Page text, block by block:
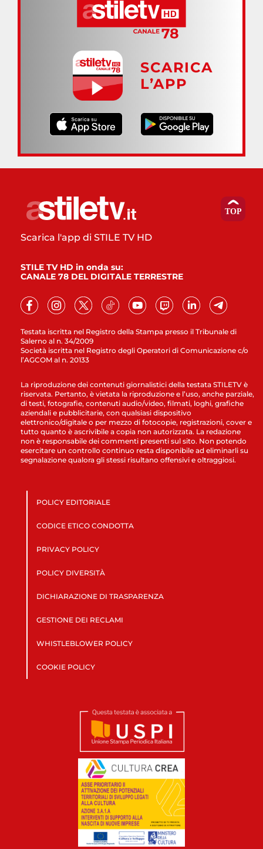
SCARICA
L’APP
Testata iscritta nel Registro della Stampa presso il Tribunale di
Salerno al n. 34/2009
Società iscritta nel Registro degli Operatori di Comunicazione c/o
l’AGCOM al n. 20133
Scarica l'app di STILE TV HD
STILE TV HD in onda su:
CANALE 78 DEL DIGITALE TERRESTRE
La riproduzione dei contenuti giornalistici della testata STILETV è
riservata. Pertanto, è vietata la riproduzione e l’uso, anche parziale,
di testi, fotografie, contenuti audio/video, filmati, loghi, grafiche
aziendali e pubblicitarie, con qualsiasi dispositivo
elettronico/digitale o per mezzo di fotocopie, registrazioni, cover e
tutto quanto è ascrivibile a copia non autorizzata. La redazione
non è responsabile dei commenti presenti sul sito. Non potendo
esercitare un controllo continuo resta disponibile ad eliminarli su
segnalazione qualora gli stessi risultano offensivi e oltraggiosi.
POLICY EDITORIALE
CODICE ETICO CONDOTTA
PRIVACY POLICY
POLICY DIVERSITÀ
DICHIARAZIONE DI TRASPARENZA
GESTIONE DEI RECLAMI
WHISTLEBLOWER POLICY
COOKIE POLICY